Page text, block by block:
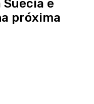
e
próxima